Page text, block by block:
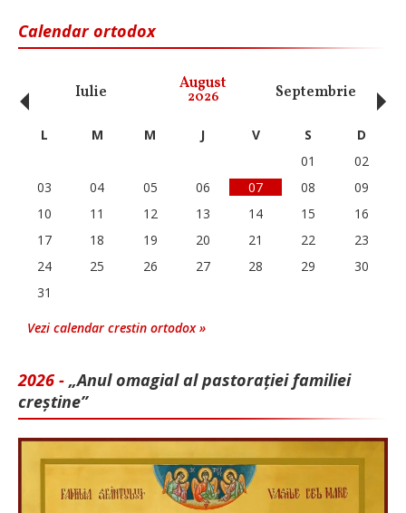
Calendar ortodox
Iulie August
2026 Septembrie
‹ L M M J V S
D
01
02
03
04 05 06 07 08
09
10
11 12 13 14 15
16
17
18 19 20 21 22
23
24
25 26 27 28 29
30
31
Vezi calendar crestin ortodox »
2026 - „Anul omagial al pastorației familiei
creștine”